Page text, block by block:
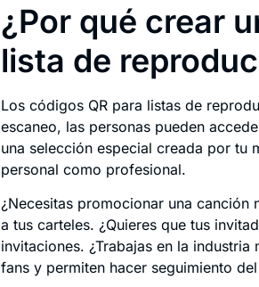
¿Por qué crear
lista de
Los códigos QR para listas de
escaneo, las personas pueden
una selección especial creada por tu
personal como profesional.
¿Necesitas promocionar una canción
a tus carteles. ¿Quieres que tus
invitaciones. ¿Trabajas en la
fans y permiten hacer seguimiento